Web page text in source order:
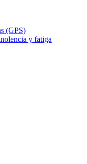
(GPS)
y fatiga